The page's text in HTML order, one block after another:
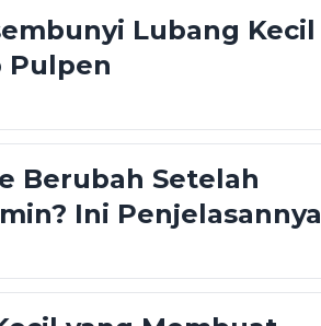
Lubang Kecil
Pulpen
Berubah Setelah
Ini Penjelasannya